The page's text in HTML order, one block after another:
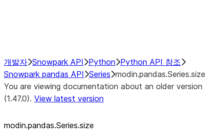
개발자 Snowpark API Python Python API 참조
Snowpark pandas API Series modin.pandas.Series.size
You are viewing documentation about an older version
(1.47.0). View latest version
modin.pandas.Series.size